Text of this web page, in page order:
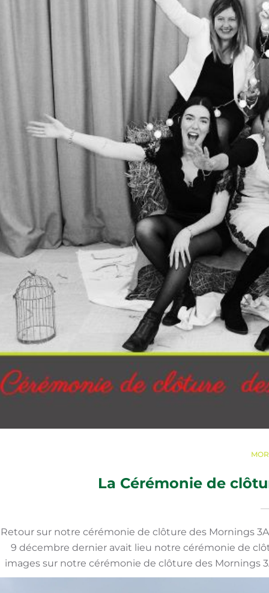
La Cérémonie de
Retour sur notre cérémonie de clôture des Mornings
9 décembre dernier avait lieu notre cérémonie de
images sur notre cérémonie de clôture des Mornings